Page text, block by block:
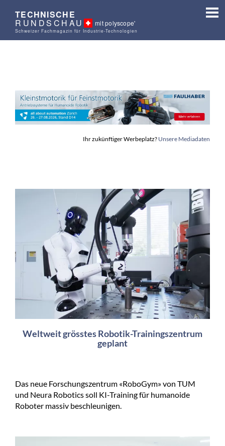
TECHNISCHE
RUNDSCHAU mit polyscope'
Schweizer Fachmagazin für Industrie-Technologien
Ihr zukünftiger Werbeplatz? Unsere Mediadaten
Weltweit grösstes Robotik-Trainingszentrum
geplant
Das neue Forschungszentrum «RoboGym» von TUM
und Neura Robotics soll KI-Training für humanoide
Roboter massiv beschleunigen.